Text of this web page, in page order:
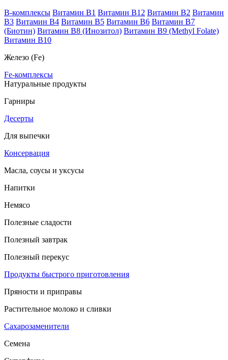
B-комплексы Витамин B1 Витамин B12 Витамин B2 Витамин
B3 Витамин B4 Витамин B5 Витамин B6 Витамин B7
(Биотин) Витамин B8 (Инозитол) Витамин B9 (Methyl Folate)
Витамин В10
Железо (Fe)
Fe-комплексы
Натуральные продукты
Гарниры
Десерты
Для выпечки
Консервация
Масла, соусы и уксусы
Напитки
Немясо
Полезные сладости
Полезный завтрак
Полезный перекус
Продукты быстрого приготовления
Пряности и приправы
Растительное молоко и сливки
Сахарозаменители
Семена